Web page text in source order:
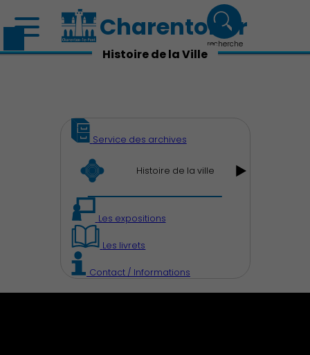
Charenton.fr
recherche
Histoire de la Ville
Service des archives
Histoire de la ville
Les expositions
Les livrets
Contact / Informations